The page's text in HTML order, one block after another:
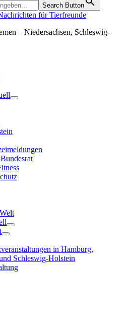
Search Button
für Tierfreunde
– Niedersachsen, Schleswig-
in Hamburg,
Schleswig-Holstein